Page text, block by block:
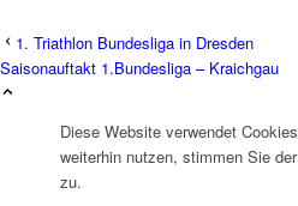
1. Triathlon Bundesliga in Dresden
Saisonauftakt 1.Bundesliga – Kraichgau
Diese Website verwendet
weiterhin nutzen, stimmen Sie
zu.